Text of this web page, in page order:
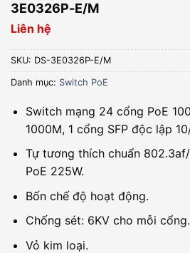
3E0326P-E/M
Liên hệ
SKU: DS-3E0326P-E/M
Danh mục: Switch PoE
Switch mạng 24 cổng PoE
1000M, 1 cổng SFP độc lập
Tự tương thích chuẩn
PoE 225W.
Bốn chế độ hoạt động.
Chống sét: 6KV cho mỗi cổng.
Vỏ kim loại.